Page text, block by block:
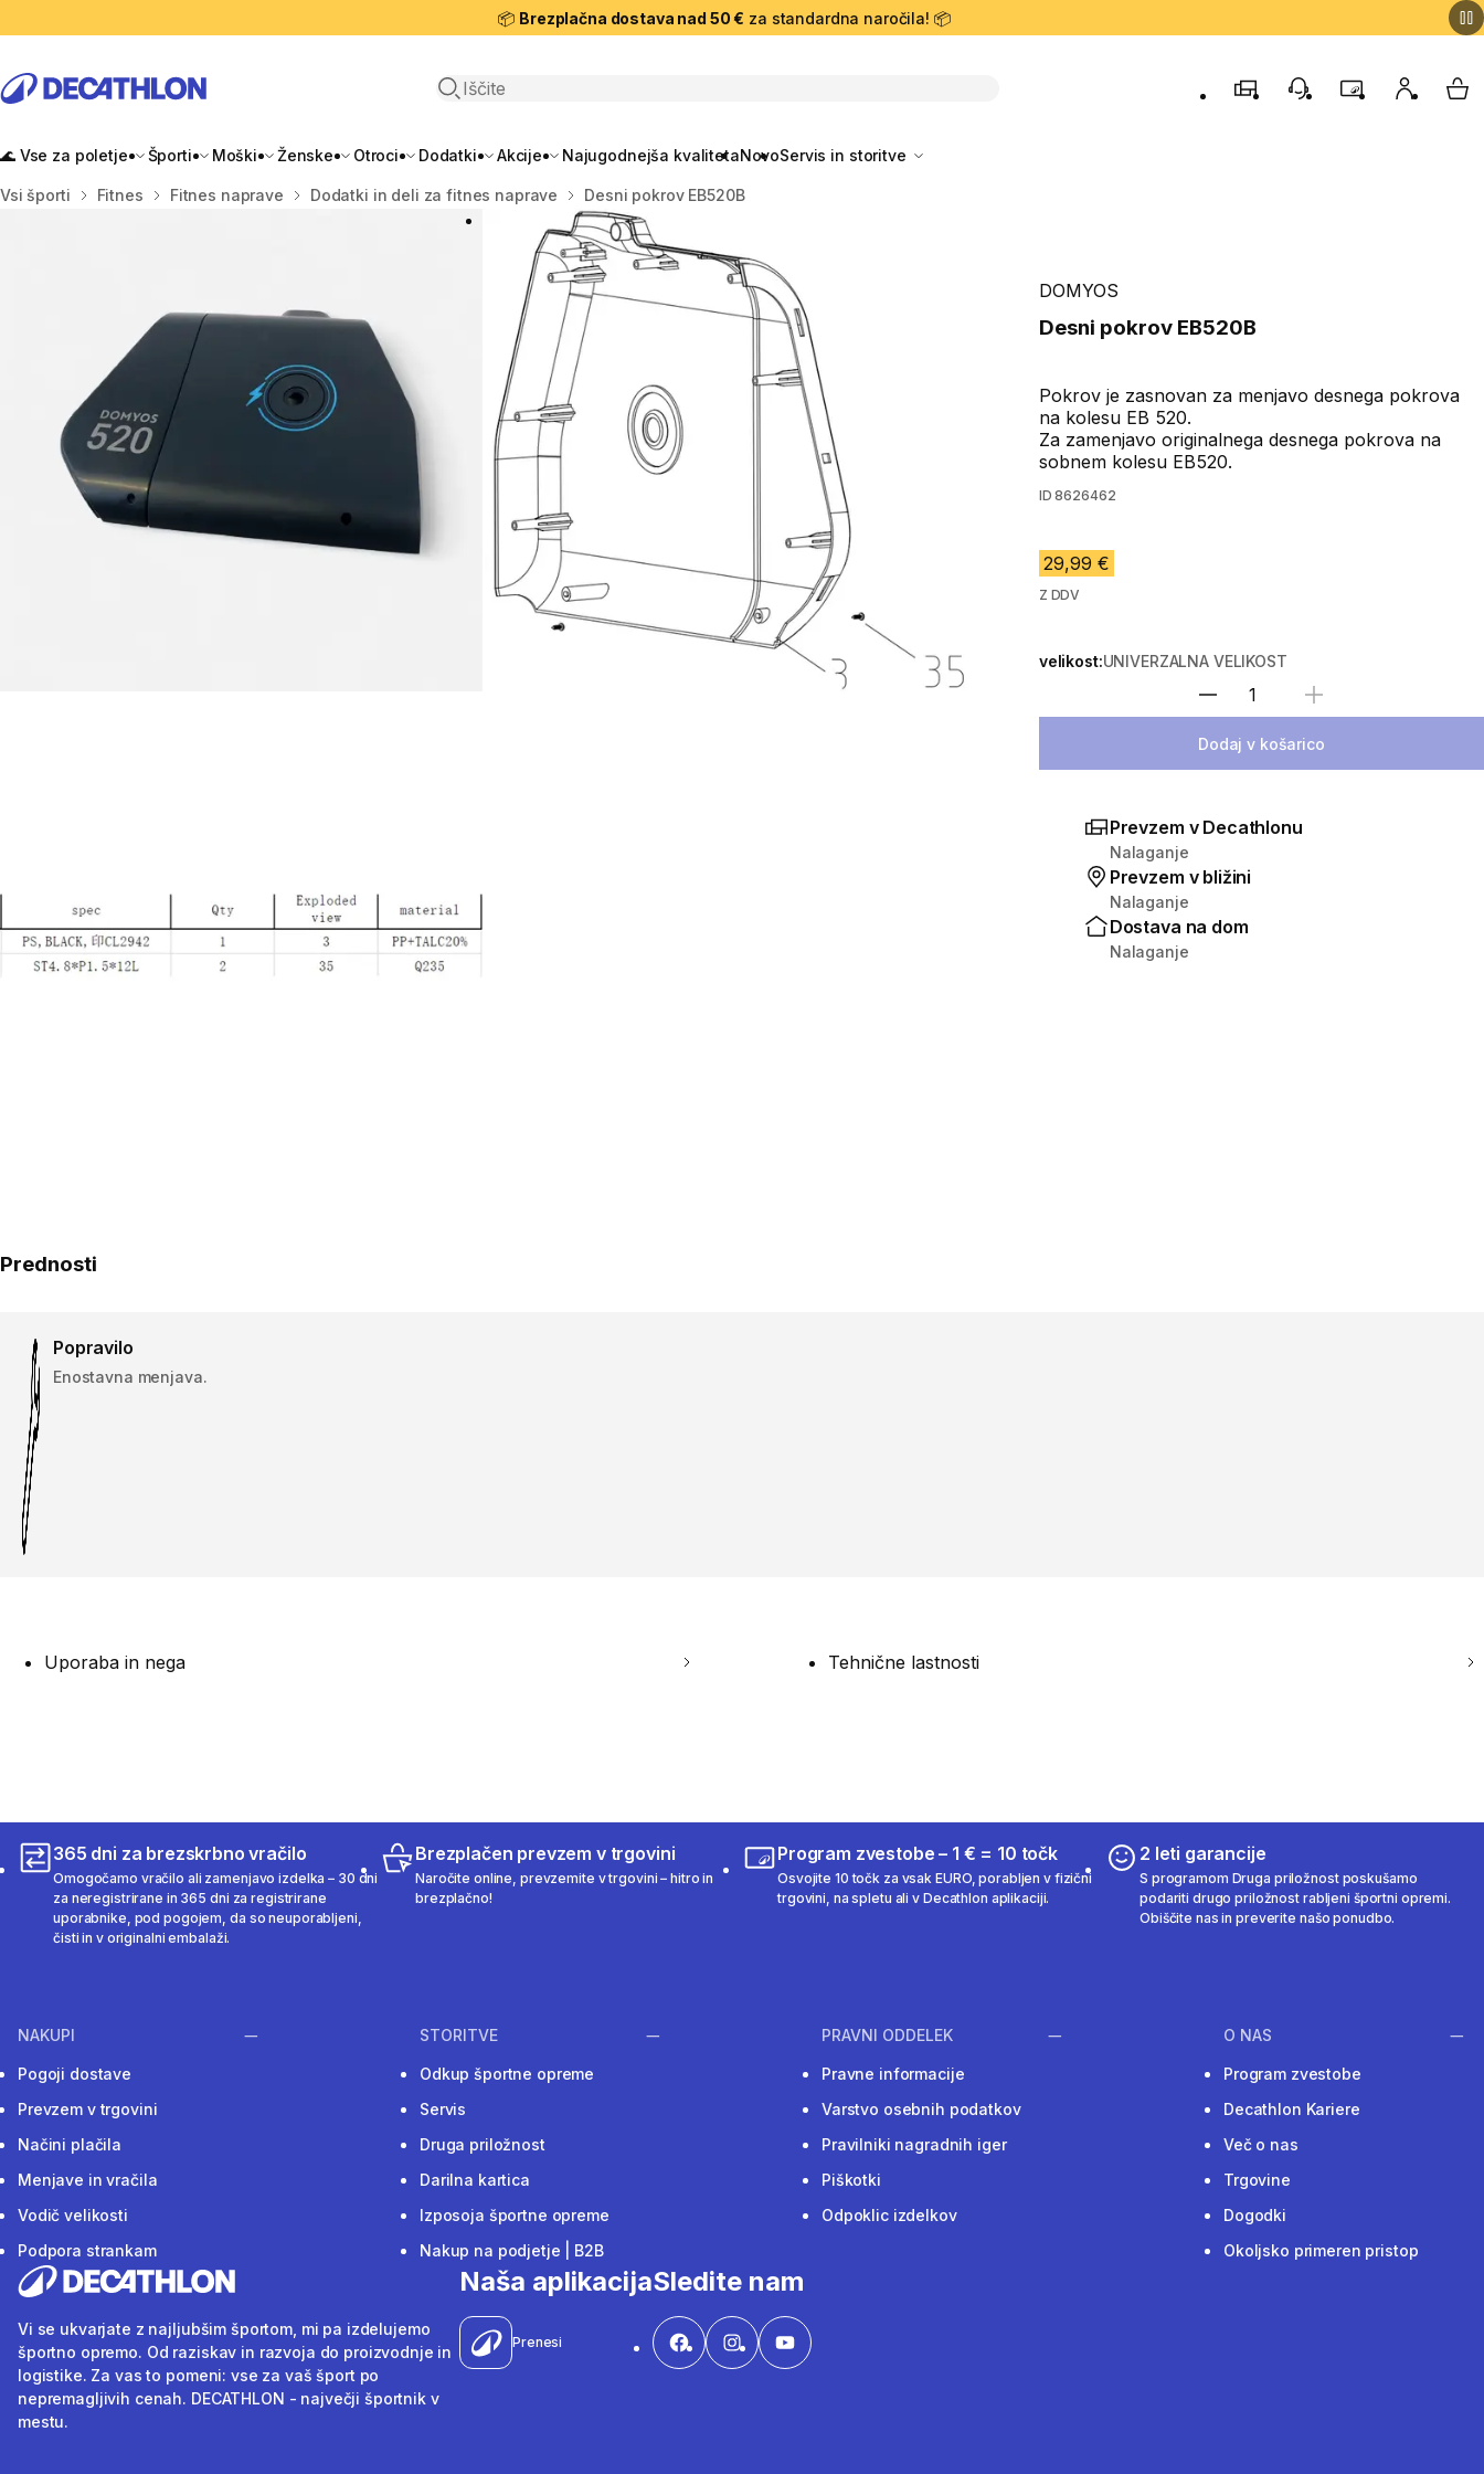
📦 Brezplačna dostava nad 50 € za standardna naročila! 📦
Odpri iskanje
TrgovinePodporo strankam
ProgramMoj račun
🌊 Vse za poletje Športi Moški Ženske Otroci Dodatki Akcije Najugodnejša kvalitetaNovoServis in storitve
Domov
Vsi športi Fitnes Fitnes naprave Dodatki in deli za fitnes naprave Desni pokrov EB520B
DOMYOS
Desni pokrov EB520B
Pokrov je zasnovan za menjavo desnega pokrova
na kolesu EB 520.
Za zamenjavo originalnega desnega pokrova na
sobnem kolesu EB520.
ID 8626462
29,99 €
Z DDV
velikost:UNIVERZALNA VELIKOST
Izberite količino
Dodaj v košarico
Prevzem v Decathlonu
Nalaganje
Prevzem v bližini
Nalaganje
Dostava na dom
Nalaganje
Prednosti
Popravilo
Enostavna menjava.
Uporaba in nega Tehnične lastnosti
365 dni za brezskrbno vračilo
Omogočamo vračilo ali zamenjavo izdelka – 30 dni
za neregistrirane in 365 dni za registrirane
uporabnike, pod pogojem, da so neuporabljeni,
čisti in v originalni embalaži.
Brezplačen prevzem v trgovini
Naročite online, prevzemite v trgovini – hitro in
brezplačno!
Program zvestobe – 1 € = 10 točk
Osvojite 10 točk za vsak EURO, porabljen v fizični
trgovini, na spletu ali v Decathlon aplikaciji.
2 leti garancije
S programom Druga priložnost poskušamo
podariti drugo priložnost rabljeni športni opremi.
Obiščite nas in preverite našo ponudbo.
NAKUPI
Pogoji dostave
Prevzem v trgovini
Načini plačila
Menjave in vračila
Vodič velikosti
Podpora strankam
STORITVE
Odkup športne opreme
Servis
Druga priložnost
Darilna kartica
Izposoja športne opreme
Nakup na podjetje | B2B
PRAVNI ODDELEK
Pravne informacije
Varstvo osebnih podatkov
Pravilniki nagradnih iger
Piškotki
Odpoklic izdelkov
O NAS
Program zvestobe
Decathlon Kariere
Več o nas
Trgovine
Dogodki
Okoljsko primeren pristop
Vi se ukvarjate z najljubšim športom, mi pa izdelujemo
športno opremo. Od raziskav in razvoja do proizvodnje in
logistike. Za vas to pomeni: vse za vaš šport po
nepremagljivih cenah. DECATHLON - največji športnik v
mestu.
Naša aplikacija
Prenesi
Sledite nam